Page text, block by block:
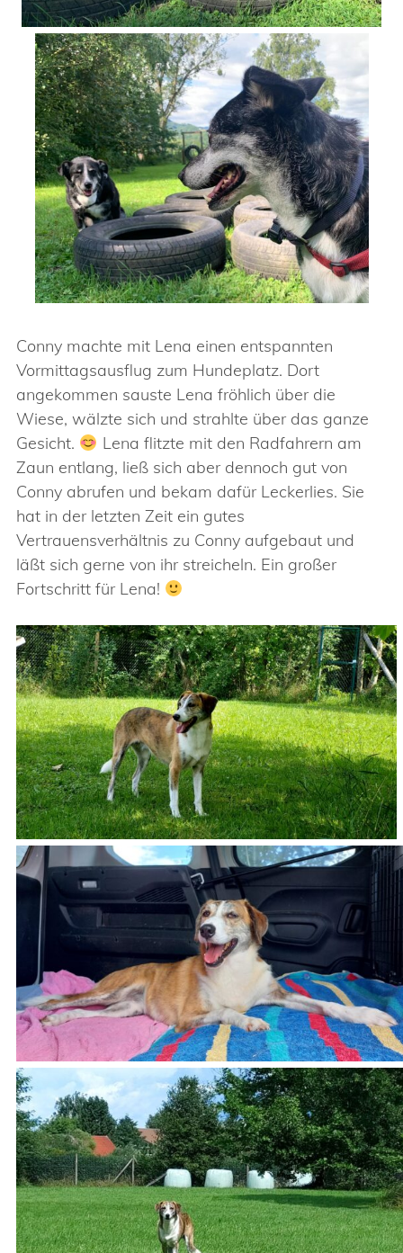
Conny machte mit Lena einen entspannten
Vormittagsausflug zum Hundeplatz. Dort
angekommen sauste Lena fröhlich über die
Wiese, wälzte sich und strahlte über das ganze
Gesicht.
Lena flitzte mit den Radfahrern am
Zaun entlang, ließ sich aber dennoch gut von
Conny abrufen und bekam dafür Leckerlies. Sie
hat in der letzten Zeit ein gutes
Vertrauensverhältnis zu Conny aufgebaut und
läßt sich gerne von ihr streicheln. Ein großer
Fortschritt für Lena!